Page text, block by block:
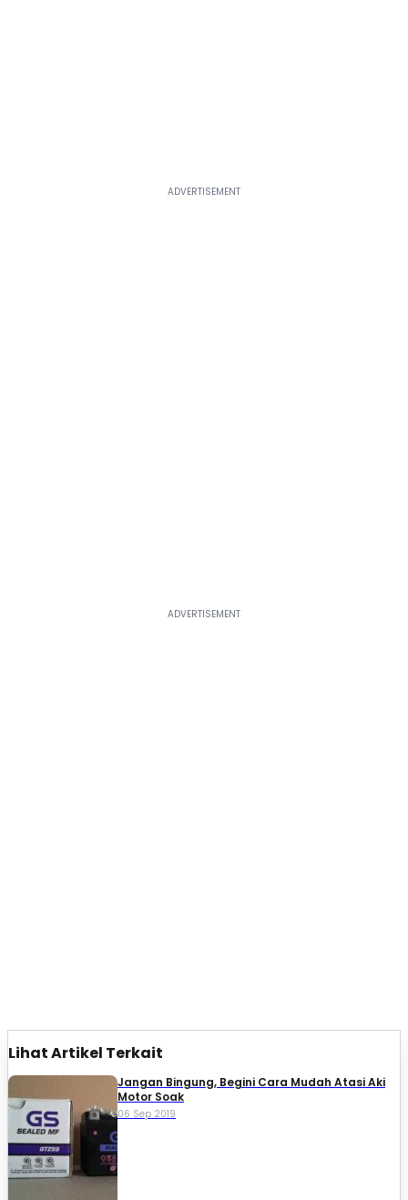
Lihat Artikel Terkait
Jangan Bingung, Begini Cara Mudah Atasi Aki
Motor Soak
06 Sep 2019